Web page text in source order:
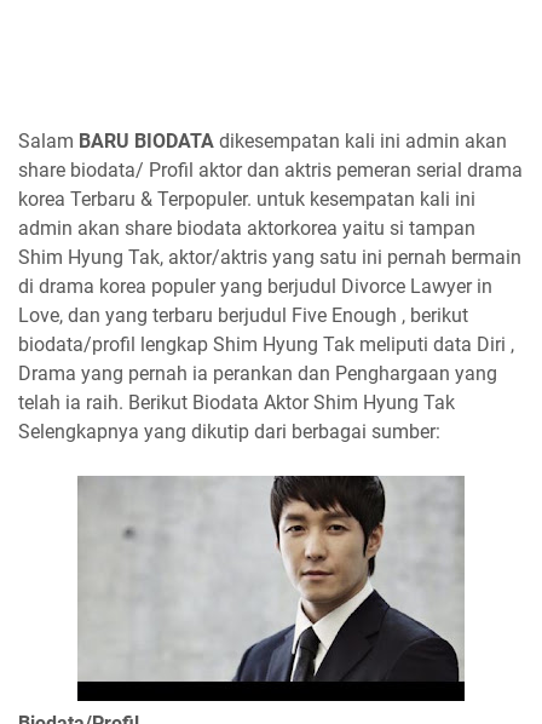
Salam BARU BIODATA dikesempatan kali ini admin akan
share biodata/ Profil aktor dan aktris pemeran serial drama
korea Terbaru & Terpopuler. untuk kesempatan kali ini
admin akan share biodata aktorkorea yaitu si tampan
Shim Hyung Tak, aktor/aktris yang satu ini pernah bermain
di drama korea populer yang berjudul Divorce Lawyer in
Love, dan yang terbaru berjudul Five Enough , berikut
biodata/profil lengkap Shim Hyung Tak meliputi data Diri ,
Drama yang pernah ia perankan dan Penghargaan yang
telah ia raih. Berikut Biodata Aktor Shim Hyung Tak
Selengkapnya yang dikutip dari berbagai sumber: